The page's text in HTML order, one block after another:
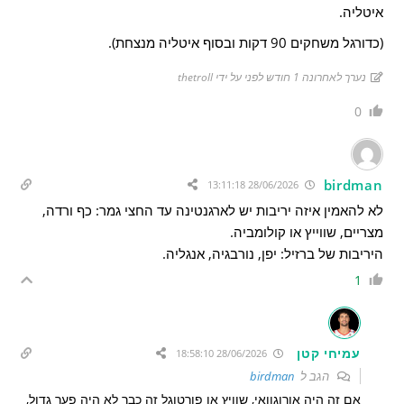
איטליה.
(כדורגל משחקים 90 דקות ובסוף איטליה מנצחת).
נערך לאחרונה 1 חודש לפני על ידי thetroll
0
birdman
28/06/2026 13:11:18
לא להאמין איזה יריבות יש לארגנטינה עד החצי גמר: כף ורדה,
מצריים, שווייץ או קולומביה.
היריבות של ברזיל: יפן, נורבגיה, אנגליה.
1
עמיחי קטן
הגב ל birdman
אם זה היה אורוגוואי, שוויץ או פורטוגל זה כבר לא היה פער גדול,